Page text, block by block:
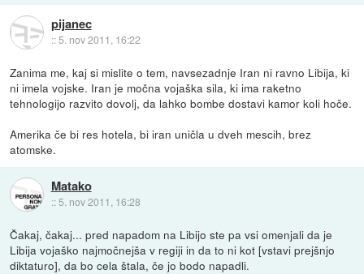
pijanec
::5. nov 2011, 16:22
Zanima me, kaj si mislite o tem, navsezadnje Iran ni ravno Libija, ki
ni imela vojske. Iran je močna vojaška sila, ki ima raketno
tehnologijo razvito dovolj, da lahko bombe dostavi kamor koli hoče.
Amerika če bi res hotela, bi iran uničla u dveh mescih, brez
atomske.
Matako
:: 5. nov 2011, 16:28
Čakaj, čakaj... pred napadom na Libijo ste pa vsi omenjali da je
Libija vojaško najmočnejša v regiji in da to ni kot [vstavi prejšnjo
diktaturo], da bo cela štala, če jo bodo napadli.